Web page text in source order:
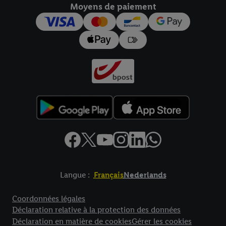
Moyens de paiement
Langue : FrançaisNederlands
Coordonnées légales
Déclaration relative à la protection des données
Déclaration en matière de cookiesGérer les cookies
pour l’avenir dans notredéclaration relative à la protection des
données
Vous trouverez les impressions ici.